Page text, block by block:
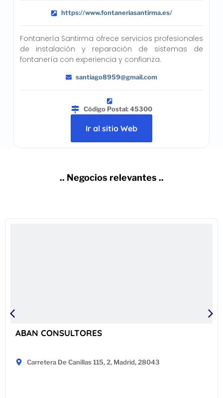
https://www.fontaneriasantirma.es/
Fontanería Santirma ofrece servicios profesionales
de instalación y reparación de sistemas de
fontanería con experiencia y confianza.
santiago8959@gmail.com
Código Postal: 45300
Ir al sitio Web
.. Negocios relevantes ..
ABAN CONSULTORES
Carretera De Canillas 115, 2, Madrid, 28043